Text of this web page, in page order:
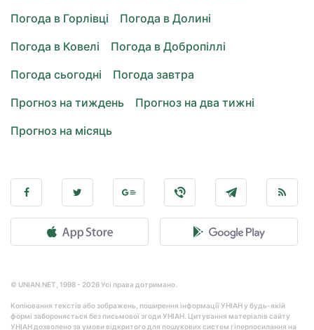
Погода в Горлівці
Погода в Долині
Погода в Ковелі
Погода в Добропіллі
Погода сьогодні
Погода завтра
Прогноз на тиждень
Прогноз на два тижні
Прогноз на місяць
© UNIAN.NET, 1998 - 2026 Усі права дотримано.
Копіювання текстів або зображень, поширення інформації УНІАН у будь-якій
формі забороняється без письмової згоди УНІАН. Цитування матеріалів сайту
УНІАН дозволено за умови відкритого для пошукових систем гіперпосилання на